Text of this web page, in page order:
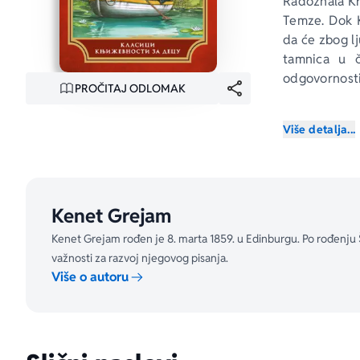
PROČITAJ ODLOMAK
Temze. Dok
da će zbog
tamnica u
uživati,
Više detalja...
Kenet Grejam
Kenet Grejam rođen je 8. marta 1859. u Edinburgu. Po
važnosti za razvoj njegovog pisanja.
Više o autoru